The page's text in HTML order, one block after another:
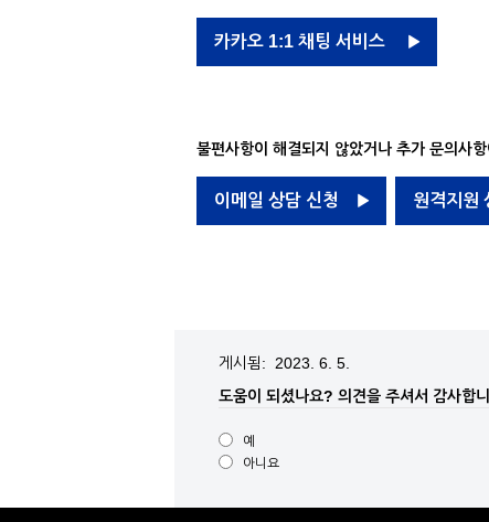
카카오 1:1 채팅 서비스
불편사항이 해결되지 않았거나 추가 문의사
이메일 상담 신청 원격지원
게시됨: 2023. 6. 5.
도움이 되셨나요? 의견을 주셔서 감사합
예
아니요